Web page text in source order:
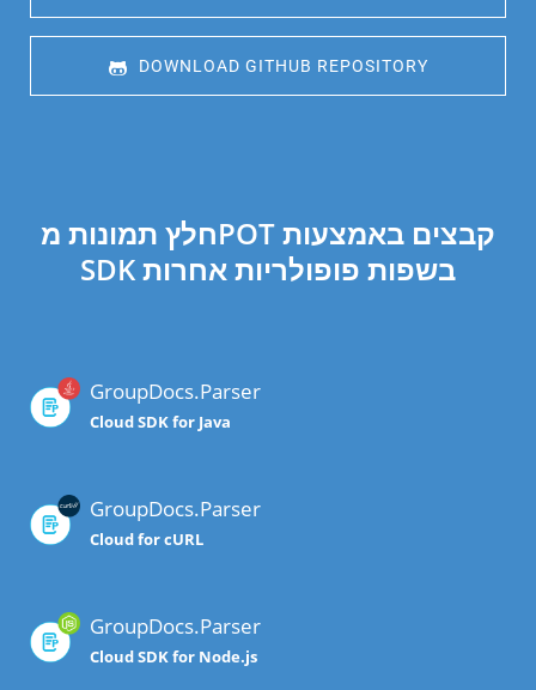
DOWNLOAD GITHUB REPOSITORY
חלץ תמונות מPOT קבצים באמצעות
SDK בשפות פופולריות אחרות
GroupDocs.Parser
Cloud SDK for Java
GroupDocs.Parser
Cloud for cURL
GroupDocs.Parser
Cloud SDK for Node.js